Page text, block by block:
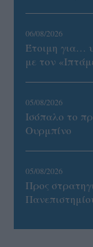
06/08/2026
Έτοιμη για…
με τον
05/08/2026
Ισόπαλο το
Ουρμπίνο
05/08/2026
Προς